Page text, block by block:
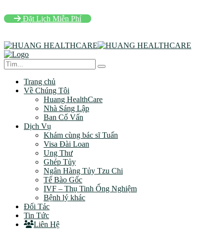
Đặt Lịch Miễn Phí
Trang chủ
Về Chúng Tôi
Huang HealthCare
Nhà Sáng Lập
Ban Cố Vấn
Dịch Vụ
Khám cùng bác sĩ Tuấn
Visa Đài Loan
Ung Thư
Ghép Tủy
Ngân Hàng Tủy Tzu Chi
Tế Bào Gốc
IVF – Thụ Tinh Ống Nghiệm
Bệnh lý khác
Đối Tác
Tin Tức
Liên Hệ